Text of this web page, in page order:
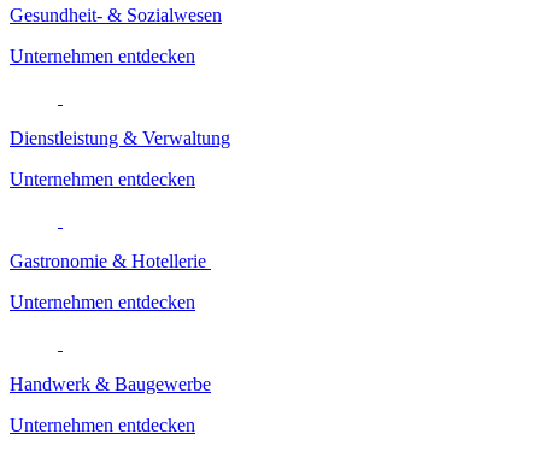
Gesundheit- & Sozialwesen
Unternehmen entdecken
Dienstleistung & Verwaltung
Unternehmen entdecken
Gastronomie & Hotellerie
Unternehmen entdecken
Handwerk & Baugewerbe
Unternehmen entdecken